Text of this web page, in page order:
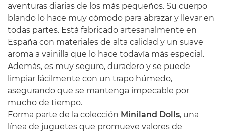
aventuras diarias de los más pequeños. Su cuerpo
blando lo hace muy cómodo para abrazar y llevar en
todas partes. Está fabricado artesanalmente en
España con materiales de alta calidad y un suave
aroma a vainilla que lo hace todavía más especial.
Además, es muy seguro, duradero y se puede
limpiar fácilmente con un trapo húmedo,
asegurando que se mantenga impecable por
mucho de tiempo.
Forma parte de la colección Miniland Dolls, una
línea de juguetes que promueve valores de